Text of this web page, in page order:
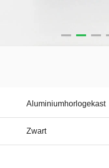
Aluminiumhorlogekast
Zwart